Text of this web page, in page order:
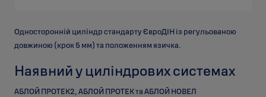
Односторонній циліндр стандарту ЄвроДІН із регульованою
довжиною (крок 5 мм) та положенням язичка.
Наявний у циліндрових системах
АБЛОЙ ПРОТЕК2, АБЛОЙ ПРОТЕК та АБЛОЙ НОВЕЛ